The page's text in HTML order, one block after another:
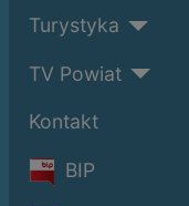
Turystyka
TV Powiat
Kontakt
BIP